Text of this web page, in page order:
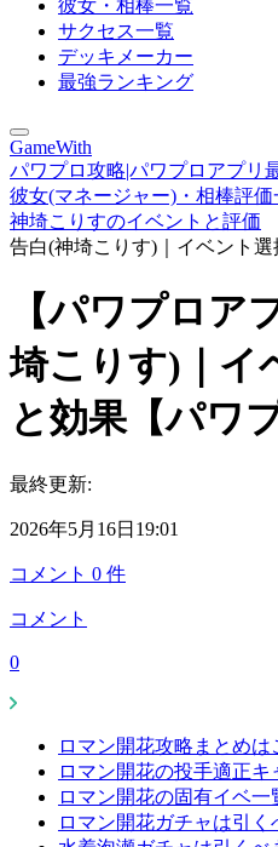
彼女・相棒一覧
サクセス一覧
デッキメーカー
最強ランキング
GameWith
パワプロ攻略|パワプロアプリ
彼女(マネージャー)・相棒評価
神埼こりすのイベントと評価
告白(神埼こりす)｜イベント
【パワプロア
埼こりす)｜イ
と効果【パワ
最終更新:
2026年5月16日19:01
コメント 0 件
コメント
0
ロマン開花攻略まとめは
ロマン開花の投手適正キ
ロマン開花の固有イベ一
ロマン開花ガチャは引く